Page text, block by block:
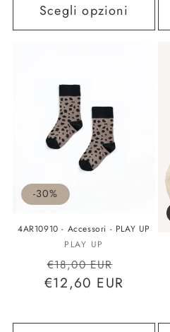
Scegli opzioni
-30%
4AR10910 - Accessori - PLAY UP
Fornitore:
PLAY UP
Prezzo
di
€18,00 EUR
scontato
€12,60 EUR